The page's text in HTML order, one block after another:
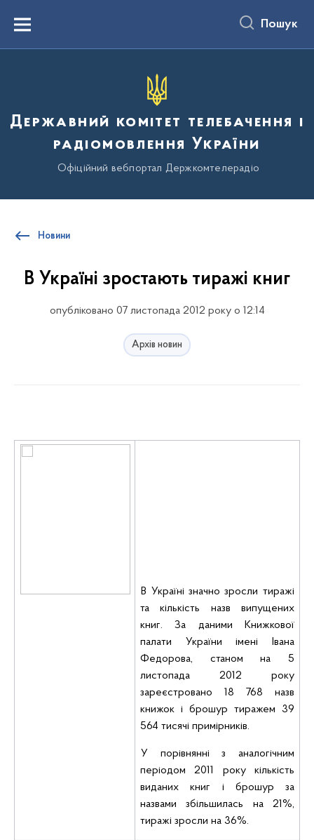
вмістуMenu Пошук
Державний комітет телебачення і
радіомовлення України
Офіційний вебпортал Держкомтелерадіо
Новини
В Україні зростають тиражі книг
опубліковано 07 листопада 2012 року о 12:14
Архів новин
В Україні значно зросли тиражі
та кількість назв випущених
книг. За даними Книжкової
палати України імені Івана
Федорова, станом на 5
листопада 2012 року
зареєстровано 18 768 назв
книжок і брошур тиражем 39
564 тисячі примірників.
У порівнянні з
аналогічним
періодом
2011 рокукількість
виданих
книг і брошур за
назвами збільшилась на 21%,
тиражі зросли на 36%.